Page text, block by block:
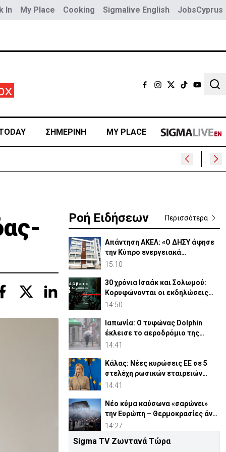
In My Place Cooking Sigmalive English JobsCyprus
ΣΗΜΕΡΙΝΗ MY PLACE
Ροή Ειδήσεων Περισσότερα
Απάντηση ΑΚΕΛ: «Ο ΔΗΣΥ άφησε
την Κύπρο ενεργειακά
ανοχύρωτη»
15:10
30 χρόνια Ισαάκ και Σολωμού:
Κορυφώνονται οι εκδηλώσεις
μνήμης (ΒΙΝΤΕΟ)
14:50
Ιαπωνία: Ο τυφώνας Dolphin
έκλεισε το αεροδρόμιο της
Οκινάουα (vid)
14:41
Κάλας: Νέες κυρώσεις ΕΕ σε 5
στελέχη ρωσικών εταιρειών
στρατιωτικού εξοπλισμού
14:41
Νέο κύμα καύσωνα «σαρώνει»
την Ευρώπη – Θερμοκρασίες άνω
των 40°C
14:27
Τουρκικά ΜΜΕ: Γιατί οι Τούρκοι
Sigma TV Ζωντανά Τώρα